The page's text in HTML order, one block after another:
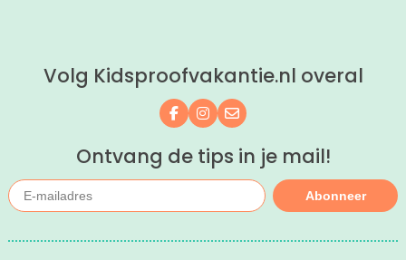
kind(eren).
Volg Kidsproofvakantie.nl overal
Volg ons op Facebook
Volg ons op Instagram
Mail ons
Ontvang de tips in je mail!
Abonneer